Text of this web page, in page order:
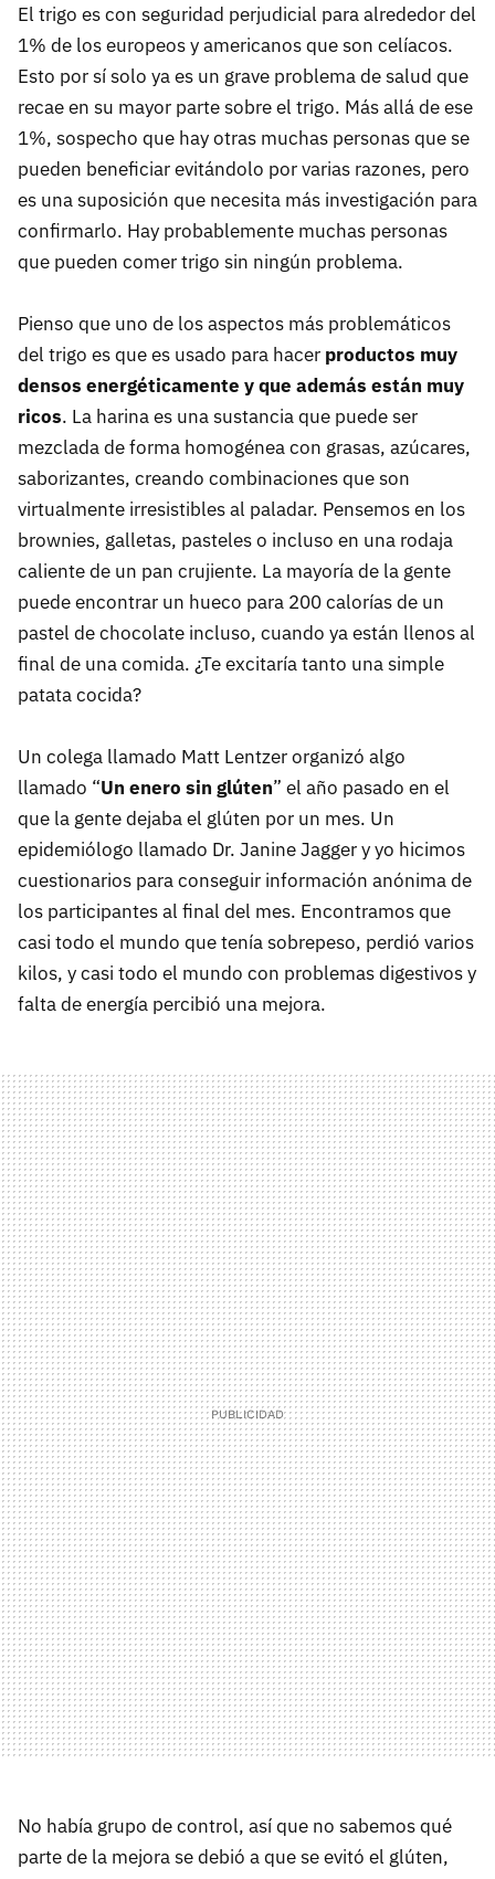
El trigo es con seguridad perjudicial para alrededor del
1% de los europeos y americanos que son celíacos.
Esto por sí solo ya es un grave problema de salud que
recae en su mayor parte sobre el trigo. Más allá de ese
1%, sospecho que hay otras muchas personas que se
pueden beneficiar evitándolo por varias razones, pero
es una suposición que necesita más investigación para
confirmarlo. Hay probablemente muchas personas
que pueden comer trigo sin ningún problema.
Pienso que uno de los aspectos más problemáticos
del trigo es que es usado para hacer productos muy
densos energéticamente y que además están muy
ricos. La harina es una sustancia que puede ser
mezclada de forma homogénea con grasas, azúcares,
saborizantes, creando combinaciones que son
virtualmente irresistibles al paladar. Pensemos en los
brownies, galletas, pasteles o incluso en una rodaja
caliente de un pan crujiente. La mayoría de la gente
puede encontrar un hueco para 200 calorías de un
pastel de chocolate incluso, cuando ya están llenos al
final de una comida. ¿Te excitaría tanto una simple
patata cocida?
Un colega llamado Matt Lentzer organizó algo
llamado “Un enero sin glúten” el año pasado en el
que la gente dejaba el glúten por un mes. Un
epidemiólogo llamado Dr. Janine Jagger y yo hicimos
cuestionarios para conseguir información anónima de
los participantes al final del mes. Encontramos que
casi todo el mundo que tenía sobrepeso, perdió varios
kilos, y casi todo el mundo con problemas digestivos y
falta de energía percibió una mejora.
No había grupo de control, así que no sabemos qué
parte de la mejora se debió a que se evitó el glúten,